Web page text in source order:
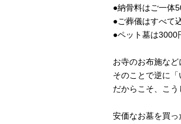
●納骨料はご一体
●ご葬儀はすべて
●ペット墓は3000
お寺のお布施な
そのことで逆に
だからこそ、こう
安価なお墓を買